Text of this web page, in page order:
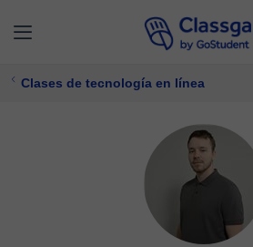
Clases de tecnología en línea